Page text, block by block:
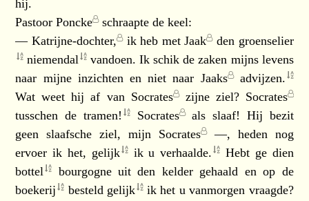
hij.
Pastoor Poncke schraapte de keel:
— Katrijne-dochter, ik heb metJaak den groenselier
niemendal
vandoen. Ik schik de zaken mijns levens
naar mijne inzichten en niet naar Jaaks
advijzen.
Wat weet hij af van Socrates zijne ziel? Socrates
tusschen de tramen! Socrates als slaaf! Hij bezit
geen slaafsche ziel, mijn Socrates —, heden nog
ervoer ik het, gelijk ik uverhaalde.
Hebt ge dien
bottel
bourgogne uit den kelder gehaald en op de
boekerij
besteld gelijk ik het u vanmorgen vraagde?